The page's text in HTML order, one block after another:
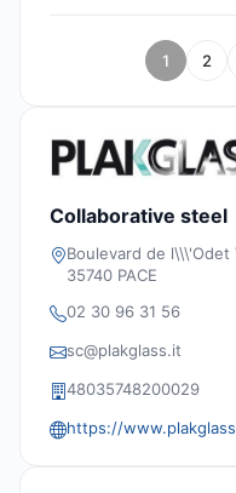
1 2
Collaborative steel
Boulevard de l\\\'Odet
35740 PACE
02 30 96 31 56
sc@plakglass.it
48035748200029
https://